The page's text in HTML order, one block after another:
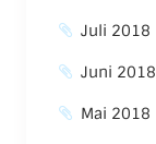
Juli 2018
Juni 2018
Mai 2018